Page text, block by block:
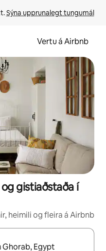
Sýna upprunalegt tungumál
Vertu á Airbnb
gistiaðstaða í
heimili og fleira á Airbnb
nota upp og niður